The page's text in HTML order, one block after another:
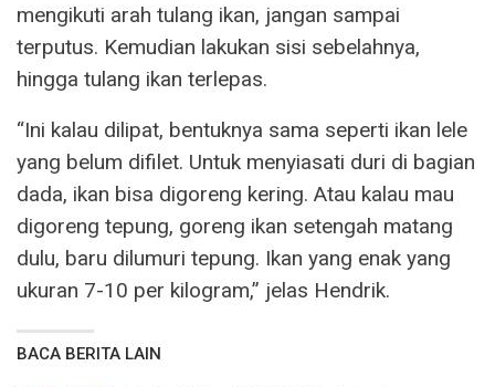
mengikuti arah tulang ikan, jangan sampai
terputus. Kemudian lakukan sisi sebelahnya,
hingga tulang ikan terlepas.
“Ini kalau dilipat, bentuknya sama seperti ikan lele
yang belum difilet. Untuk menyiasati duri di bagian
dada, ikan bisa digoreng kering. Atau kalau mau
digoreng tepung, goreng ikan setengah matang
dulu, baru dilumuri tepung. Ikan yang enak yang
ukuran 7-10 per kilogram,” jelas Hendrik.
BACA BERITA LAIN